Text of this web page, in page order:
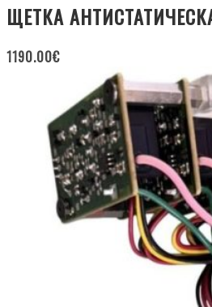
ЩЕТКА
1190.00€